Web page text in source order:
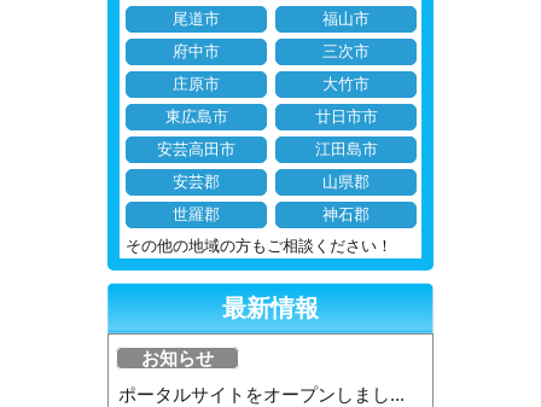
尾道市
福山市
府中市
三次市
庄原市
大竹市
東広島市
廿日市市
安芸高田市
江田島市
安芸郡
山県郡
世羅郡
神石郡
その他の地域の方もご相談ください！
最新情報
お知らせ
ポータルサイトをオープンしまし...